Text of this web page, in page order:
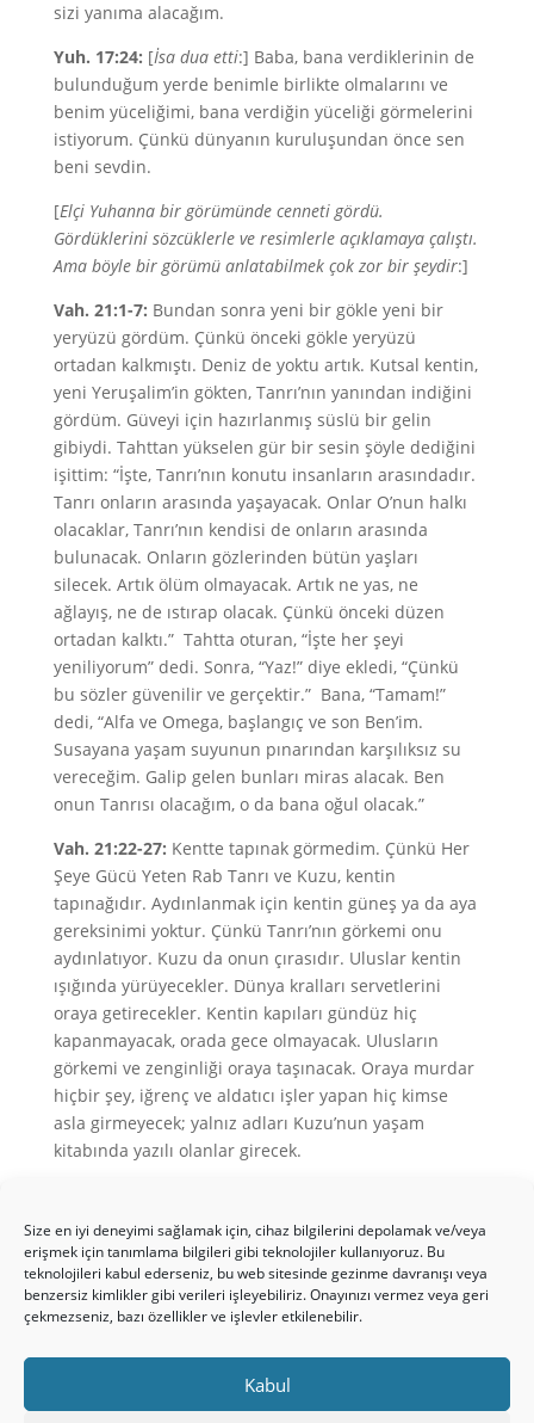
Size en iyi deneyimi sağlamak için, cihaz bilgilerini depolamak ve/veya
erişmek için tanımlama bilgileri gibi teknolojiler kullanıyoruz. Bu
teknolojileri kabul ederseniz, bu web sitesinde gezinme davranışı veya
benzersiz kimlikler gibi verileri işleyebiliriz. Onayınızı vermez veya geri
çekmezseniz, bazı özellikler ve işlevler etkilenebilir.
Kabul
sizi yanıma alacağım.
Yuh. 17:24: [İsa dua etti:] Baba, bana verdiklerinin de
bulunduğum yerde benimle birlikte olmalarını ve
benim yüceliğimi, bana verdiğin yüceliği görmelerini
istiyorum. Çünkü dünyanın kuruluşundan önce sen
beni sevdin.
[Elçi Yuhanna bir görümünde cenneti gördü.
Gördüklerini sözcüklerle ve resimlerle açıklamaya çalıştı.
Ama böyle bir görümü anlatabilmek çok zor bir şeydir:]
Vah. 21:1-7: Bundan sonra yeni bir gökle yeni bir
yeryüzü gördüm. Çünkü önceki gökle yeryüzü
ortadan kalkmıştı. Deniz de yoktu artık. Kutsal kentin,
yeni Yeruşalim’in gökten, Tanrı’nın yanından indiğini
gördüm. Güveyi için hazırlanmış süslü bir gelin
gibiydi. Tahttan yükselen gür bir sesin şöyle dediğini
işittim: “İşte, Tanrı’nın konutu insanların arasındadır.
Tanrı onların arasında yaşayacak. Onlar O’nun halkı
olacaklar, Tanrı’nın kendisi de onların arasında
bulunacak. Onların gözlerinden bütün yaşları
silecek. Artık ölüm olmayacak. Artık ne yas, ne
ağlayış, ne de ıstırap olacak. Çünkü önceki düzen
ortadan kalktı.” Tahtta oturan, “İşte her şeyi
yeniliyorum” dedi. Sonra, “Yaz!” diye ekledi, “Çünkü
bu sözler güvenilir ve gerçektir.” Bana, “Tamam!”
dedi, “Alfa ve Omega, başlangıç ve son Ben’im.
Susayana yaşam suyunun pınarından karşılıksız su
vereceğim. Galip gelen bunları miras alacak. Ben
onun Tanrısı olacağım, o da bana oğul olacak.”
Vah. 21:22-27: Kentte tapınak görmedim. Çünkü Her
Şeye Gücü Yeten Rab Tanrı ve Kuzu, kentin
tapınağıdır. Aydınlanmak için kentin güneş ya da aya
gereksinimi yoktur. Çünkü Tanrı’nın görkemi onu
aydınlatıyor. Kuzu da onun çırasıdır. Uluslar kentin
ışığında yürüyecekler. Dünya kralları servetlerini
oraya getirecekler. Kentin kapıları gündüz hiç
kapanmayacak, orada gece olmayacak. Ulusların
görkemi ve zenginliği oraya taşınacak. Oraya murdar
hiçbir şey, iğrenç ve aldatıcı işler yapan hiç kimse
asla girmeyecek; yalnız adları Kuzu’nun yaşam
kitabında yazılı olanlar girecek.
Vah. 20:10:Onları saptıran İblis ise canavarla sahte
peygamberin [Şeytanın birliğinin iki bileşeni ] de içinde
bulunduğu ateş ve kükürt gölüne atıldı. Gece
gündüz, sonsuzlara dek işkence çekeceklerdir.
Vah. 21:8:Ama korkak, imansız, iğrenç, adam
öldüren, fuhuş yapan, büyücü, putperest ve bütün